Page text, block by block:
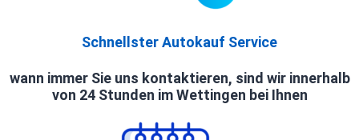
Schnellster Autokauf Service
wann immer Sie uns kontaktieren, sind wir innerhalb
von 24 Stunden im Wettingen bei Ihnen